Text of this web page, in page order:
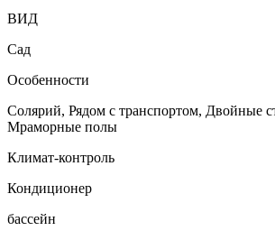
ВИД
Сад
Особенности
Солярий, Рядом с транспортом, Двойные
Мраморные полы
Климат-контроль
Кондиционер
бассейн